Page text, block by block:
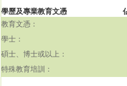
學歷及專業教育文憑
教育文憑：
學士：
碩士、博士或以上：
特殊教育培訓：